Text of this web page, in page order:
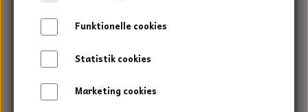
PAKDÅSER
LÅSERINGE
HAVE/PARK
UNIVERSALE REMME TIL PLÆNEKLIPPER OG
HAVETRAKTOR
TRAKTOR/ENTREPRENØR
Funktionelle cookies
Statistik cookies
Marketing cookies